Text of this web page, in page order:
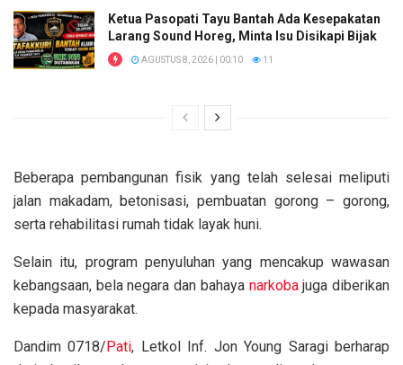
Ketua Pasopati Tayu Bantah Ada Kesepakatan
Larang Sound Horeg, Minta Isu Disikapi Bijak
AGUSTUS 8, 2026 | 00:10 11
Beberapa pembangunan fisik yang telah selesai meliputi
jalan makadam, betonisasi, pembuatan gorong – gorong,
serta rehabilitasi rumah tidak layak huni.
Selain itu, program penyuluhan yang mencakup wawasan
kebangsaan, bela negara dan bahaya narkobajuga diberikan
kepada masyarakat.
Dandim 0718/Pati, Letkol Inf. Jon Young Saragi berharap